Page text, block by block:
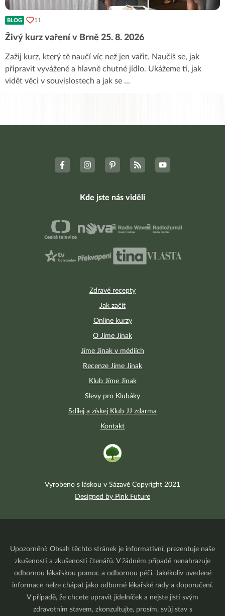
BLOG 11
Živý kurz vaření v Brně 25. 8. 2026
Zažij kurz, který tě naučí víc než jen vařit. Naučíš se, jak
připravit vyvážené a hlavně chutné jídlo. Ukážeme ti, jak
vidět věci v souvislostech a jak se ...
Zdravé recepty
Jak začít
Online kurzy
O Jíme Jinak
Jíme Jinak v médiích
Recenze Jíme Jinak
Klub Jíme Jinak
Slevy pro Klubáky
Sdílej a získej Klub JJ zdarma
Kontakt
Kde jste nás viděli
Vyrobeno s láskou v Sázavě Copyright 2021
Designed by Pink Future
Upozornění: Obsah těchto stránek je informativní, prezentuje naše
zkušenosti a zkušenosti čtenářů. V žádném případě nenahrazuje
odbornou lékařskou pomoc a odbornou péči. Jakékoliv uvedené
informace nelze chápat jako odborné lékařské rady a doporučení.
V případě, že chcete upravit jídelníček a nejste jistí svým
zdravotním stavem, zkonzultujte, prosím, svůj stav s